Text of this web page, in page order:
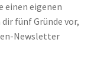
einen eigenen
fünf Gründe vor,
Newsletter